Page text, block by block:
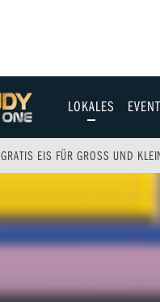
LOKALES
Allgäu
Augsburg
Sport
Fitness &
GRATIS EIS FÜR GROSS UND KLEIN